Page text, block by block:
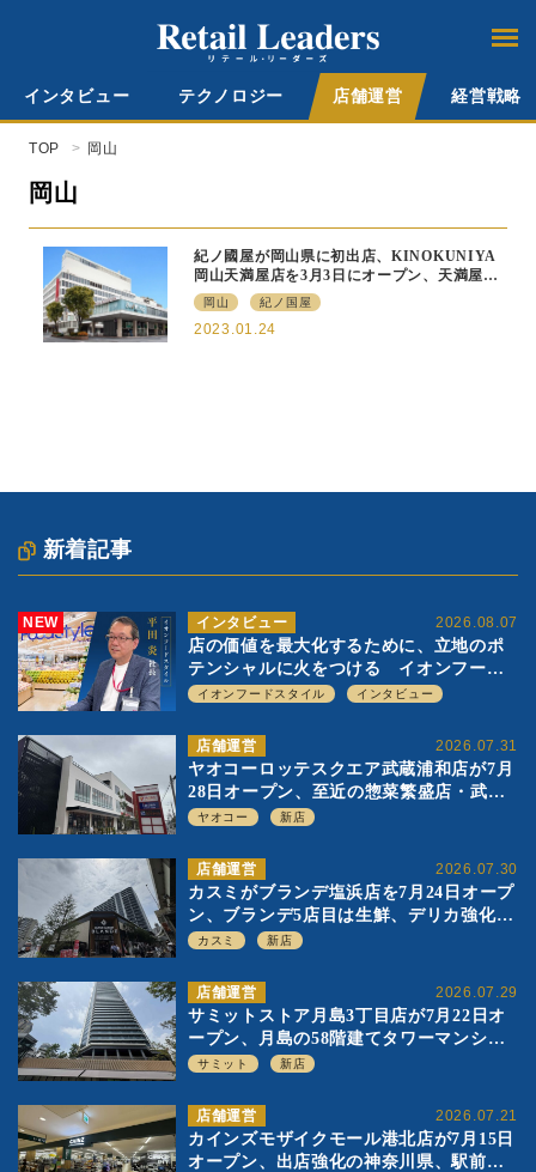
インタビュー テクノロジー 店舗運営 経営戦略
TOP 岡山
岡山
紀ノ國屋が岡山県に初出店、KINOKUNIYA
岡山天満屋店を3⽉3⽇にオープン、天満屋岡
山本店地下1階食品フロア内
岡山 紀ノ国屋
2023.01.24
新着記事
NEW 2026.08.07
インタビュー
店の価値を最大化するために、立地のポ
テンシャルに火をつける イオンフード
スタイル 平田 炎社長
イオンフードスタイル インタビュー
2026.07.31
店舗運営
ヤオコーロッテスクエア武蔵浦和店が7月
28日オープン、至近の惣菜繁盛店・武蔵
浦和店とは生鮮強化、ですみ分け
ヤオコー 新店
2026.07.30
店舗運営
カスミがブランデ塩浜店を7月24日オープ
ン、ブランデ5店目は生鮮、デリカ強化の
一方で通常店の要素も取り入れ
カスミ 新店
2026.07.29
店舗運営
サミットストア月島3丁目店が7月22日オ
ープン、月島の58階建てタワーマンショ
ン1階に生鮮強化の小商圏型店を出店
サミット 新店
2026.07.21
店舗運営
カインズモザイクモール港北店が7月15日
オープン、出店強化の神奈川県、駅前